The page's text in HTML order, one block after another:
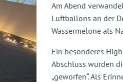
Am Abend
Luftballons an der
Wassermelone als
Ein besonderes
Abschluss wurden
„geworfen“. Als